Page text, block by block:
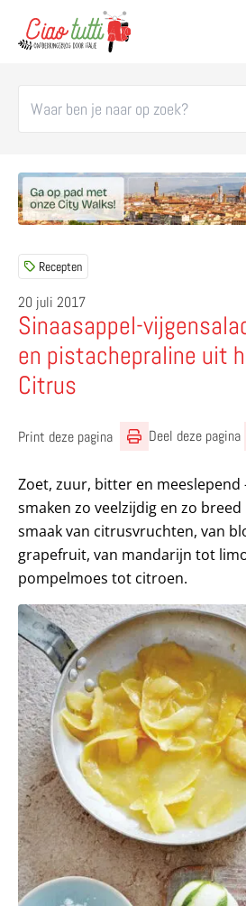
Recepten
20 juli 2017
Sinaasappel-
en pistachepraline uit
Citrus
Print deze pagina Deel deze pagina
Zoet, zuur, bitter en meeslepend
smaken zo veelzijdig en zo
smaak van citrusvruchten, van
grapefruit, van mandarijn tot
pompelmoes tot citroen.